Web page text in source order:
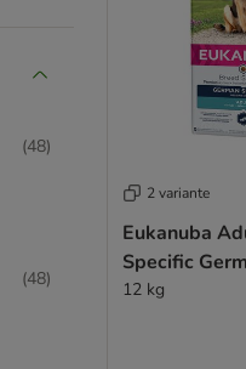
(48)
(48)
2 variante
Eukanuba
Specific
12 kg